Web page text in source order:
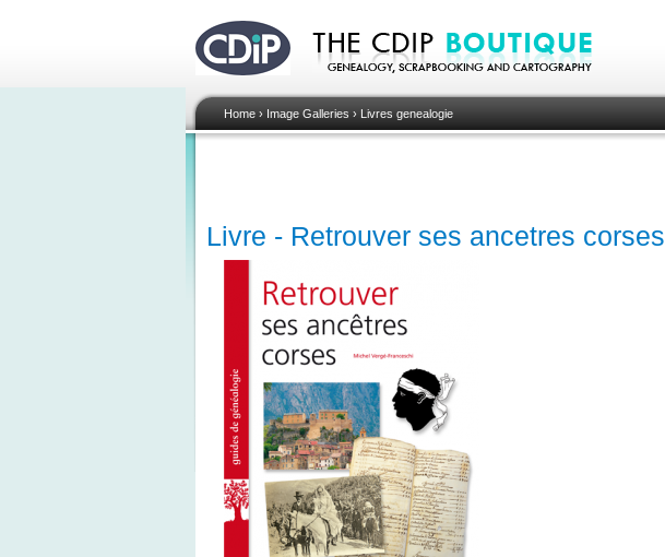
Home› Image Galleries › Livres genealogie
Livre - Retrouver ses ancetres corses